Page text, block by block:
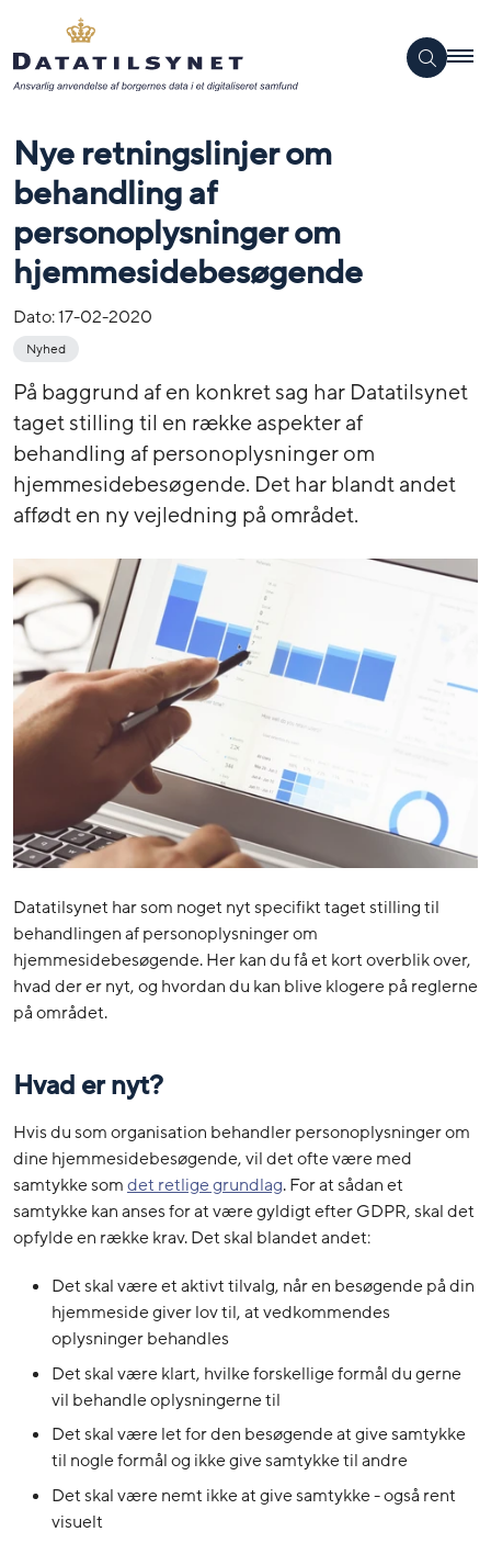
Nye retningslinjer om
behandling af
personoplysninger om
hjemmesidebesøgende
Dato:17-02-2020
Nyhed
På baggrund af en konkret sag har Datatilsynet
taget stilling til en række aspekter af
behandling af personoplysninger om
hjemmesidebesøgende. Det har blandt andet
affødt en ny vejledning på området.
Datatilsynet har som noget nyt specifikt taget stilling til
behandlingen af personoplysninger om
hjemmesidebesøgende. Her kan du få et kort overblik over,
hvad der er nyt, og hvordan du kan blive klogere på reglerne
på området.
Hvad er nyt?
Hvis du som organisation behandler personoplysninger om
dine hjemmesidebesøgende, vil det ofte være med
samtykke somdet retlige grundlag. For at sådan et
samtykke kan anses for at være gyldigt efter GDPR, skal det
opfylde en række krav. Det skal blandet andet:
Det skal være et aktivt tilvalg, når en besøgende på din
hjemmeside giver lov til, at vedkommendes
oplysninger behandles
Det skal være klart, hvilke forskellige formål du gerne
vil behandle oplysningerne til
Det skal være let for den besøgende at give samtykke
til nogle formål og ikke give samtykke til andre
Det skal være nemt ikke at give samtykke - også rent
visuelt